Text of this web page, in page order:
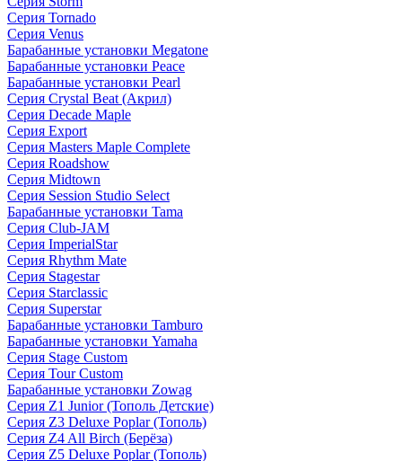
Серия Tornado
Серия Venus
Барабанные установки Megatone
Барабанные установки Peace
Барабанные установки Pearl
Серия Crystal Beat (Акрил)
Серия Decade Maple
Серия Export
Серия Masters Maple Complete
Серия Roadshow
Серия Midtown
Серия Session Studio Select
Барабанные установки Tama
Серия Club-JAM
Серия ImperialStar
Серия Rhythm Mate
Серия Stagestar
Серия Starclassic
Серия Superstar
Барабанные установки Tamburo
Барабанные установки Yamaha
Серия Stage Custom
Серия Tour Custom
Барабанные установки Zowag
Серия Z1 Junior (Тополь Детские)
Серия Z3 Deluxe Poplar (Тополь)
Серия Z4 All Birch (Берёза)
Серия Z5 Deluxe Poplar (Тополь)